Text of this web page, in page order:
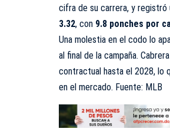
cifra de su carrera, y registró
3.32, con 9.8 ponches por
Una molestia en el codo lo
al final de la campaña.
contractual hasta el 2028, lo
en el mercado. Fuente: MLB